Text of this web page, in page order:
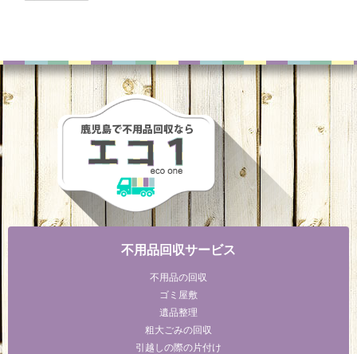
不用品回収サービス
不用品の回収
ゴミ屋敷
遺品整理
粗大ごみの回収
引越しの際の片付け